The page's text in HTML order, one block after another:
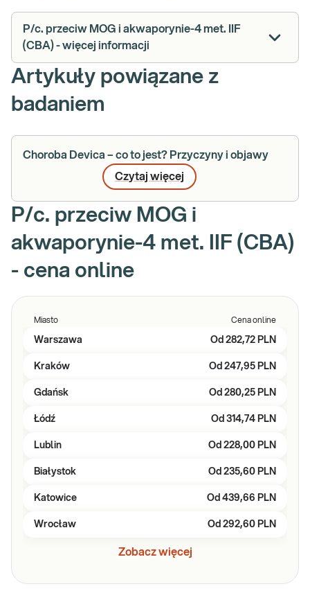
P/c. przeciw MOG i akwaporynie-4 met. IIF
(CBA) - więcej informacji
Artykuły powiązane z
badaniem
Choroba Devica – co to jest? Przyczyny i objawy
Czytaj więcej
P/c. przeciw MOG i
akwaporynie-4 met. IIF (CBA)
- cena online
Miasto Cena online
Warszawa Od 282,72 PLN
Kraków Od 247,95 PLN
Gdańsk Od 280,25 PLN
Łódź Od 314,74 PLN
Lublin Od 228,00 PLN
Białystok Od 235,60 PLN
Katowice Od 439,66 PLN
Wrocław Od 292,60 PLN
Zobacz więcej